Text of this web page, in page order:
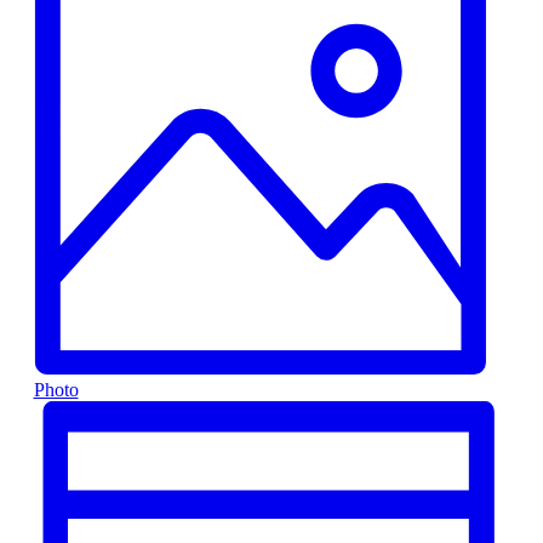
Photo